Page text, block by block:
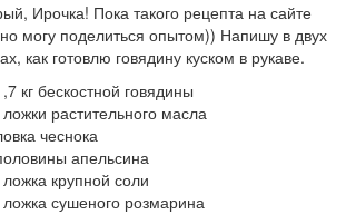
Ирочка! Пока такого рецепта на сайте
могу поделиться опытом)) Напишу в двух
как готовлю говядину куском в рукаве.
кг бескостной говядины
ложки растительного масла
чеснока
апельсина
ложка крупной соли
ложка сушеного розмарина